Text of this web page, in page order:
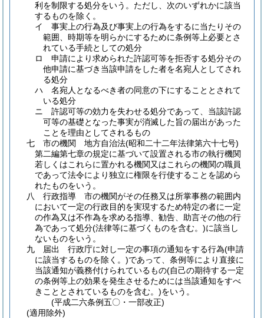
利を制限する処分をいう。 ただし、次のいずれかに該当
するものを除く。
イ
事実上の行為及び事実上の行為をするに当たりその
範囲、時期等を明らかにするために条例等上必要とさ
れている手続としての処分
ロ
申請により求められた許認可等を拒否する処分その
他申請に基づき当該申請をした者を名宛人としてされ
る処分
ハ
名宛人となるべき者の同意の下にすることとされて
いる処分
ニ
許認可等の効力を失わせる処分であって、当該許認
可等の基礎となった事実が消滅した旨の届出があった
ことを理由としてされるもの
七
市の機関 地方自治法(昭和二十二年法律第六十七号)
第二編第七章の規定に基づいて設置される市の執行機関
若しくはこれらに置かれる機関又はこれらの機関の職員
であって法令により独立に権限を行使することを認めら
れたものをいう。
八
行政指導 市の機関がその任務又は所掌事務の範囲内
において一定の行政目的を実現するため特定の者に一定
の作為又は不作為を求める指導、勧告、助言その他の行
為であって処分(法律等に基づくものを含む。)に該当し
ないものをいう。
九
届出 行政庁に対し一定の事項の通知をする行為(申請
に該当するものを除く。)であって、条例等により直接に
当該通知が義務付けられているもの(自己の期待する一定
の条例等上の効果を発生させるためには当該通知をすべ
きこととされているものを含む。)をいう。
(平成二六条例五〇・一部改正)
(適用除外)